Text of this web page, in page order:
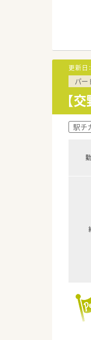
更新日：
パー
【
駅チ